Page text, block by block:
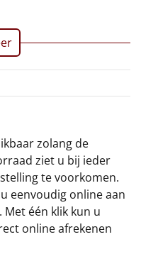
zolang de
ziet u bij ieder
te voorkomen.
eenvoudig online aan
één klik kun u
online afrekenen